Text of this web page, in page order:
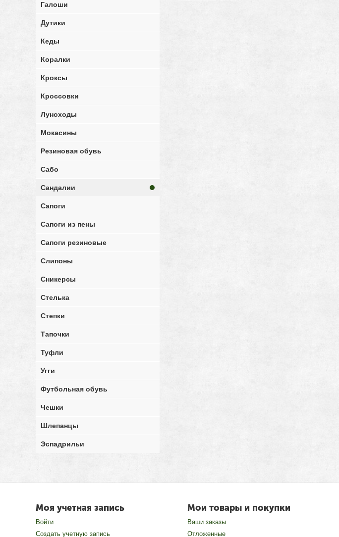
Галоши
Дутики
Кеды
Коралки
Кроксы
Кроссовки
Луноходы
Мокасины
Резиновая обувь
Сабо
Сандалии
Сапоги
Сапоги из пены
Сапоги резиновые
Слипоны
Сникерсы
Стелька
Степки
Тапочки
Туфли
Угги
Футбольная обувь
Чешки
Шлепанцы
Эспадрильи
Моя учетная запись
Войти
Создать учетную запись
Мои товары и покупки
Ваши заказы
Отложенные